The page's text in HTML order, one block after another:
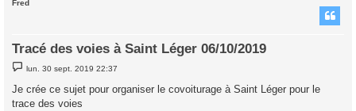
Fred
Tracé des voies à Saint Léger 06/10/2019
M
e
s
a
lun. 30 sept. 2019 22:37
Je crée ce sujet pour organiser le covoiturage à Saint Léger pour le
trace des voies